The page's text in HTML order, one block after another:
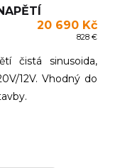
20 690 Kč
828 €
čistá sinusoida,
12V. Vhodný do